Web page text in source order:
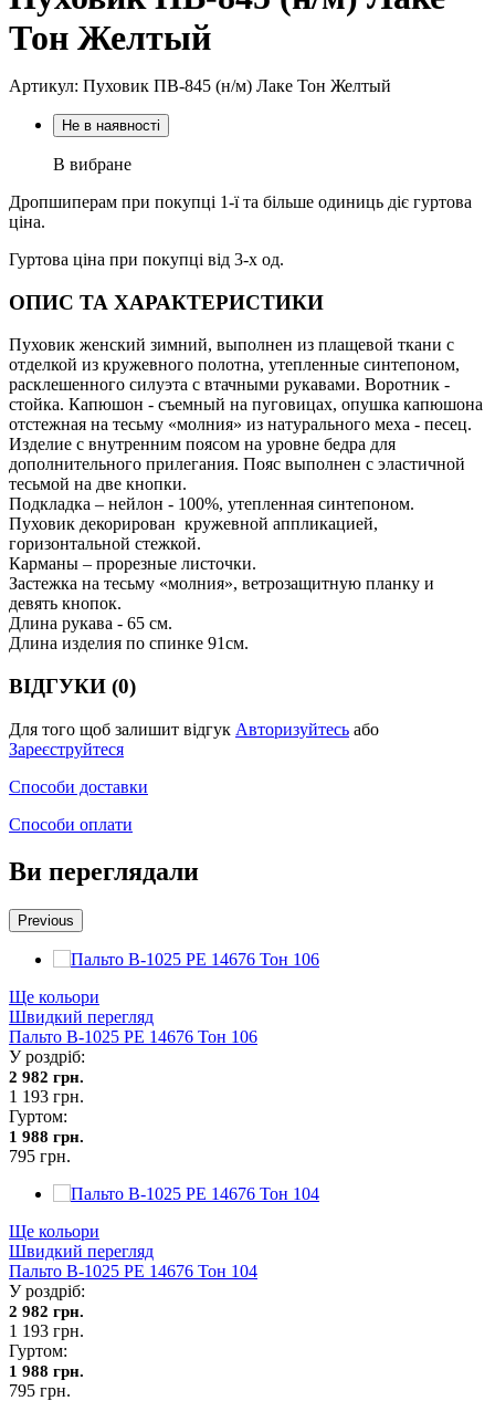
Тон Желтый
Артикул: Пуховик ПВ-845 (н/м) Лаке Тон Желтый
Не в наявності
В вибране
Дропшиперам при покупці 1-ї та більше одиниць діє гуртова
ціна.
Гуртова ціна при покупці від 3-х од.
ОПИС ТА ХАРАКТЕРИСТИКИ
Пуховик женский зимний, выполнен из плащевой ткани с
отделкой из кружевного полотна, утепленные синтепоном,
расклешенного силуэта с втачными рукавами. Воротник -
стойка. Капюшон - съемный на пуговицах, опушка капюшона
отстежная на тесьму «молния» из натурального меха - песец.
Изделие с внутренним поясом на уровне бедра для
дополнительного прилегания. Пояс выполнен с эластичной
тесьмой на две кнопки.
Подкладка – нейлон - 100%, утепленная синтепоном.
Пуховик декорирован кружевной аппликацией,
горизонтальной стежкой.
Карманы – прорезные листочки.
Застежка на тесьму «молния», ветрозащитную планку и
девять кнопок.
Длина рукава - 65 см.
Длина изделия по спинке 91см.
ВІДГУКИ (0)
Для того щоб залишит відгук Авторизуйтесь або
Зареєструйтеся
Способи доставки
Способи оплати
Ви переглядали
Previous
Ще кольори
Швидкий перегляд
Пальто В-1025 PE 14676 Тон 106
У роздріб:
2 982 грн.
1 193 грн.
Гуртом:
1 988 грн.
795 грн.
Ще кольори
Швидкий перегляд
Пальто В-1025 PE 14676 Тон 104
У роздріб:
2 982 грн.
1 193 грн.
Гуртом:
1 988 грн.
795 грн.